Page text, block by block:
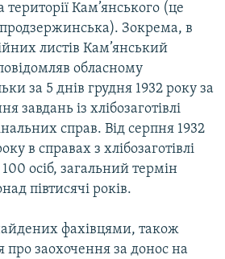
Кам’янського (це
Зокрема, в
листів Кам’янський
обласному
за 5 днів грудня 1932 року за
завдань із хлібозаготівлі
справ. Від серпня 1932
в справах з хлібозаготівлі
осіб, загальний термін
півтисячі років.
фахівцями, також
про заохочення за донос на